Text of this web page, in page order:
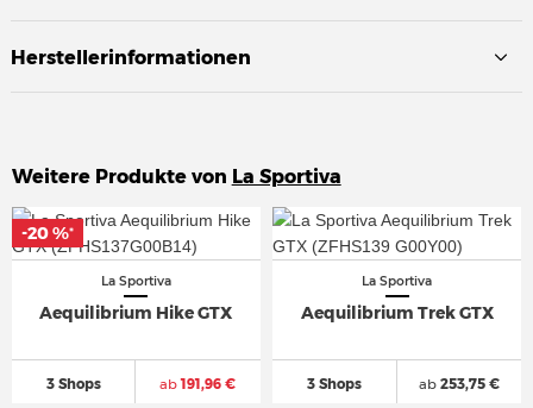
Herstellerinformationen
Weitere Produkte von La Sportiva
La Sportiva
Aequilibrium Hike GTX
3 Shops ab191,96 €
-20 %*
-20 %*
La Sportiva
Aequilibrium Trek GTX
3 Shops ab253,75 €